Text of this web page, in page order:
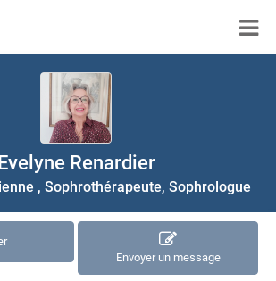
Renardier
, Sophrothérapeute, Sophrologue
Envoyer un message